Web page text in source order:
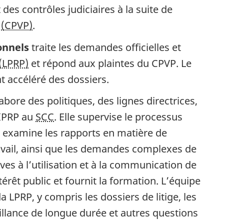
contrôles judiciaires à la suite de
(CPVP).
traite les demandes officielles et
et répond aux plaintes du CPVP. Le
accéléré des dossiers.
des politiques, des lignes directrices,
au SCC. Elle supervise le processus
les rapports en matière de
ainsi que les demandes complexes de
à l’utilisation et à la communication de
public et fournit la formation. L’équipe
y compris les dossiers de litige, les
de longue durée et autres questions